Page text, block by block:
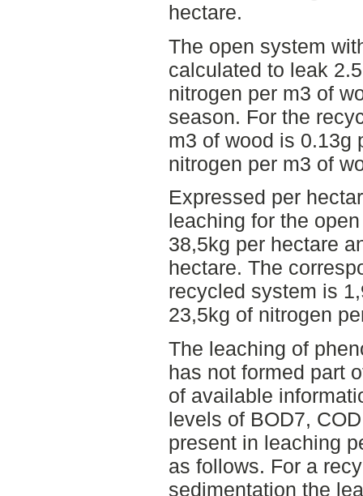
hectare.
The open system
calculated to leak
nitrogen per m3 of
season. For the
m3 of wood is 0.13g
nitrogen per m3 of
Expressed per
leaching for the
38,5kg per hectare
hectare. The
recycled system is
23,5kg of nitrogen
The leaching of
has not formed part
of available
levels of BOD7,
present in leaching
as follows. For a
sedimentation the